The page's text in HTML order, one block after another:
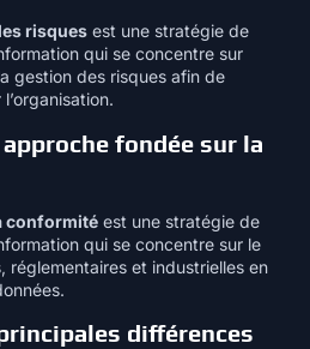
risques est une stratégie de
qui se concentre sur
gestion des risques afin de
approche fondée sur la
conformité est une stratégie de
qui se concentre sur le
réglementaires et industrielles en
différences